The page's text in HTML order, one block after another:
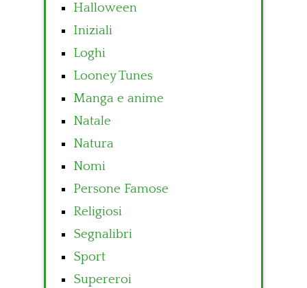
Halloween
Iniziali
Loghi
Looney Tunes
Manga e anime
Natale
Natura
Nomi
Persone Famose
Religiosi
Segnalibri
Sport
Supereroi